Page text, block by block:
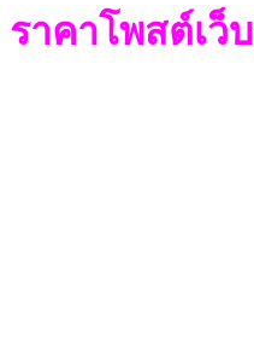
ราคาโพสต์เว็บ